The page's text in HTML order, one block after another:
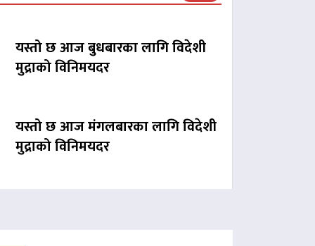
यस्तो छ आज बुधबारका लागि विदेशी
मुद्राको विनिमयदर
यस्तो छ आज मंगलबारका लागि विदेशी
मुद्राको विनिमयदर